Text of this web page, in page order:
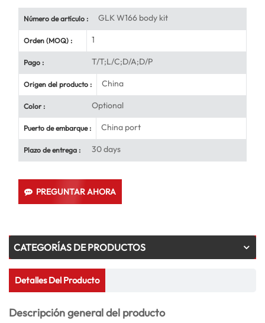
Número de artículo : GLK W166 body kit
Orden (MOQ) : 1
Pago : T/T;L/C;D/A;D/P
Origen del producto : China
Color : Optional
Puerto de embarque : China port
Plazo de entrega : 30 days
PREGUNTAR AHORA
CATEGORÍAS DE PRODUCTOS
Detalles Del Producto
Descripción general del producto